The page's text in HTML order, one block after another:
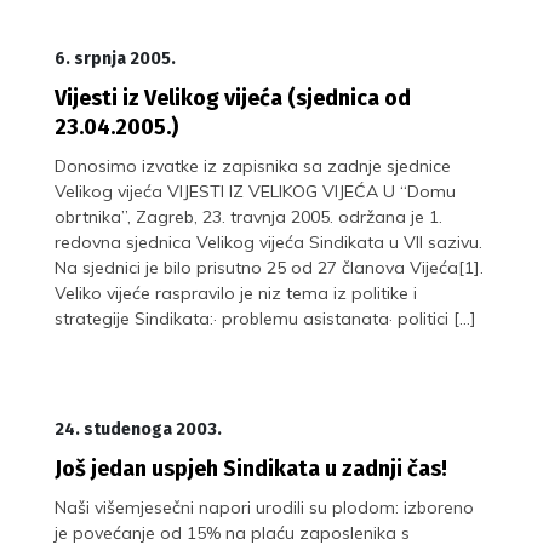
6. srpnja 2005.
Vijesti iz Velikog vijeća (sjednica od
23.04.2005.)
Donosimo izvatke iz zapisnika sa zadnje sjednice
Velikog vijeća VIJESTI IZ VELIKOG VIJEĆA U “Domu
obrtnika”, Zagreb, 23. travnja 2005. održana je 1.
redovna sjednica Velikog vijeća Sindikata u VII sazivu.
Na sjednici je bilo prisutno 25 od 27 članova Vijeća[1].
Veliko vijeće raspravilo je niz tema iz politike i
strategije Sindikata:· problemu asistanata· politici […]
24. studenoga 2003.
Još jedan uspjeh Sindikata u zadnji čas!
Naši višemjesečni napori urodili su plodom: izboreno
je povećanje od 15% na plaću zaposlenika s